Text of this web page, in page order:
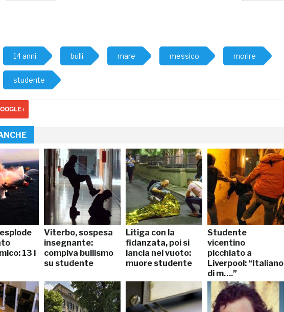
14 anni bulli mare messico morire
studente
13 i
Viterbo, sospesa
insegnante:
compiva bullismo
su studente
Litiga con la
fidanzata, poi si
lancia nel vuoto:
muore studente
Studente
vicentino
picchiato a
Liverpool: “Italiano
di m….”